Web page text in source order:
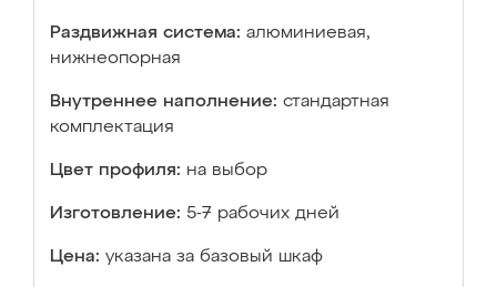
Раздвижная система: алюминиевая,
нижнеопорная
Внутреннее наполнение: стандартная
комплектация
Цвет профиля: на выбор
Изготовление: 5-7 рабочих дней
Цена: указана за базовый шкаф